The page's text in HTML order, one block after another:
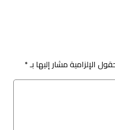
الإلزامية مشار إليها بـ*